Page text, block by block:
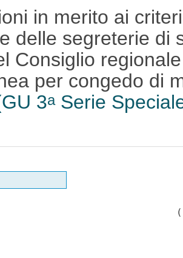
in merito ai
delle segreterie di
Consiglio
per congedo di
3aSerie